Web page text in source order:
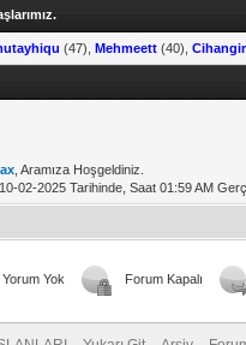
(47), Mehmeett (40), Cihangir
, Aramıza Hoşgeldiniz.
10-02-2025 Tarihinde, Saat 01:59 AM
Yorum Yok Forum Kapalı